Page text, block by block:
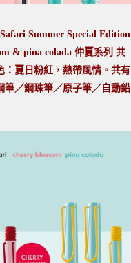
Summer Special Edition
& pina colada 仲夏系列 共
：夏日粉紅，熱帶風情。共有
筆／鋼珠筆／原子筆／自動鉛